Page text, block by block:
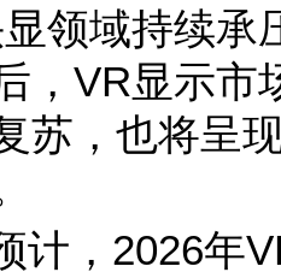
领域持续承
，VR显示市
苏，也将呈
，2026年